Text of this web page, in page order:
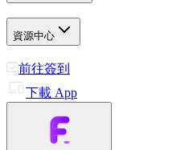
資源中心
前往簽到
下載 App